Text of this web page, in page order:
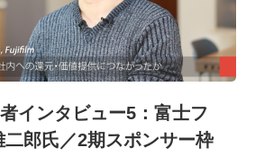
者インタビュー5：富士フ
郎氏／2期スポンサー枠